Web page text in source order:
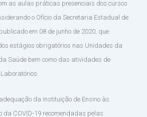
as aulas práticas presenciais dos cursos
o Ofício da Secretaria Estadual de
em 08 de junho de 2020, que
estágios obrigatórios nas Unidades da
Saúde bem como das atividades de
da Instituição de Ensino às
da COVID-19 recomendadas pelas